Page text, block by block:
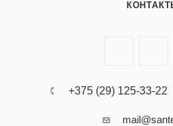
+375 (29) 125-33-22